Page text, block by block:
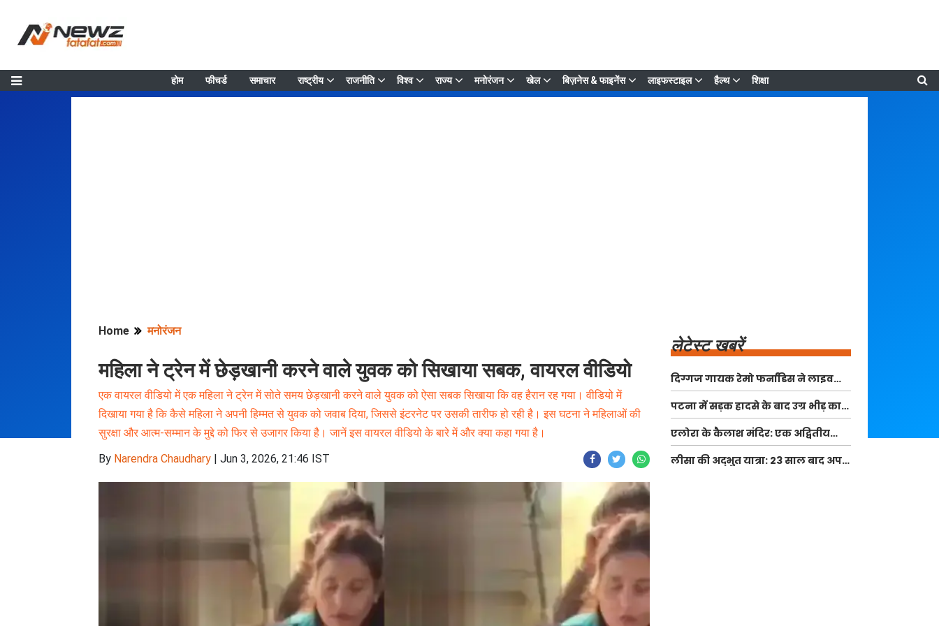
होम फीचर्ड समाचार राष्ट्रीय राजनीति विश्व राज्य मनोरंजन खेल बिज़नेस & फाइनेंस लाइफस्टाइल हैल्थ शिक्षा
Home मनोरंजन
महिला ने ट्रेन में छेड़खानी करने वाले युवक को सिखाया सबक, वायरल वीडियो
एक वायरल वीडियो में एक महिला ने ट्रेन में सोते समय छेड़खानी करने वाले युवक को ऐसा सबक सिखाया कि वह हैरान रह गया। वीडियो में
दिखाया गया है कि कैसे महिला ने अपनी हिम्मत से युवक को जवाब दिया, जिससे इंटरनेट पर उसकी तारीफ हो रही है। इस घटना ने महिलाओं की
सुरक्षा और आत्म-सम्मान के मुद्दे को फिर से उजागर किया है। जानें इस वायरल वीडियो के बारे में और क्या कहा गया है।
By Narendra Chaudhary | Jun 3, 2026, 21:46 IST
लेटेस्ट खबरें
दिग्गज गायक रेमो फर्नांडिस ने लाइव
कॉन्सर्ट से लिया संन्यास
पटना में सड़क हादसे के बाद उग्र भीड़ का
उत्पात, पुलिस और पत्रकारों पर हमला
एलोरा के कैलाश मंदिर: एक अद्वितीय
धार्मिक धरोहर
लीसा की अद्भुत यात्रा: 23 साल बाद अपने